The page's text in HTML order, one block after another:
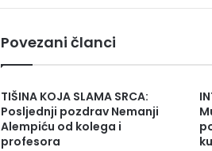
Povezani članci
TIŠINA KOJA SLAMA SRCA:
Posljednji pozdrav Nemanji
Alempiću od kolega i
profesora